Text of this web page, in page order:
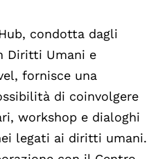
condotta dagli
Diritti Umani e
fornisce una
di coinvolgere
workshop e dialoghi
legati ai diritti umani.